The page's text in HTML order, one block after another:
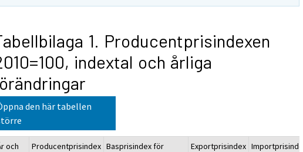
1. Producentprisindexen
indextal och årliga
den här tabellen
och
Producentprisindex Basprisindex för
Exportprisindex Importprisindex